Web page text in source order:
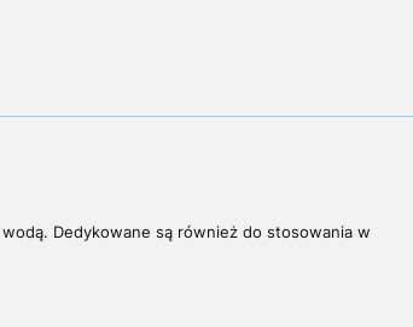
Dedykowane są również do stosowania w